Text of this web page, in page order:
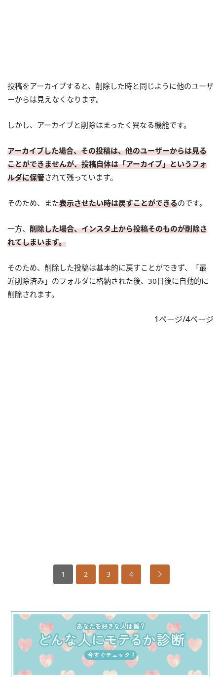
投稿をアーカイブすると、削除した時と同じように他のユーザ
ーからは見えなくなります。
しかし、アーカイブと削除はまったく異なる機能です。
アーカイブした場合、その投稿は、他のユーザーからは見る
ことができませんが、投稿自体は「アーカイブ」というフォ
ルダに保管されて残っています。
そのため、また表示させたい時は戻すことができるのです。
一方、 削除した場合、インスタ上から投稿そのものが削除さ
れてしまいます。
そのため、削除した投稿は基本的に戻すことができず、「最
近削除済み」のフォルダに格納された後、30日後に自動的に
削除されます。
1ページ/4ページ
1 2 3 4